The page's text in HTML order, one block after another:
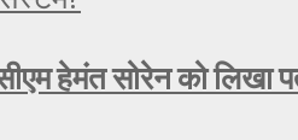
हेमंत सोरेन को लिखा